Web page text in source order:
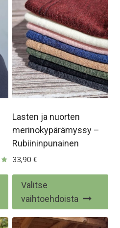
Lasten ja nuorten
merinokypärämyssy –
Rubiininpunainen
33,90 €
Valitse
vaihtoehdoista
on